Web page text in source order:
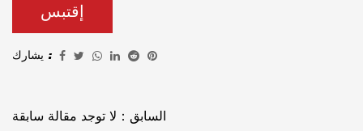
إقتبس
يشارك :
السابق：لا توجد مقالة سابقة